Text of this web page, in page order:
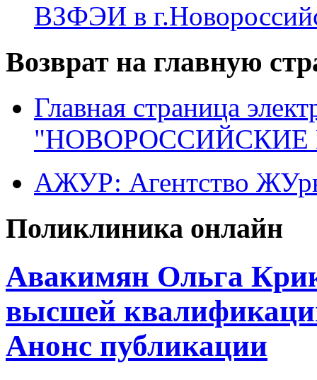
ВЗФЭИ в
Возврат на главную
Главная страница
"НОВОРОССИЙСКИЕ
АЖУР: Агентство
Поликлиника онлайн
Авакимян Ольга
высшей
Анонс публикации